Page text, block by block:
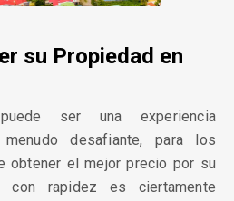
su Propiedad en
ser una experiencia
desafiante, para los
obtener el mejor precio por su
con rapidez es ciertamente